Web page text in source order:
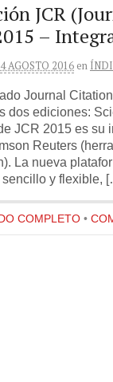
JCR
–
4 AGOSTO 2016 en
Journal
dos ediciones:
JCR 2015 es su
Reuters
La nueva
sencillo y flexible,
COMPLETO •